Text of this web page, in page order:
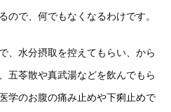
ので、何でもなくなるわけです。
、水分摂取を控えてもらい、から
五苓散や真武湯などを飲んでもら
学のお腹の痛み止めや下痢止めで